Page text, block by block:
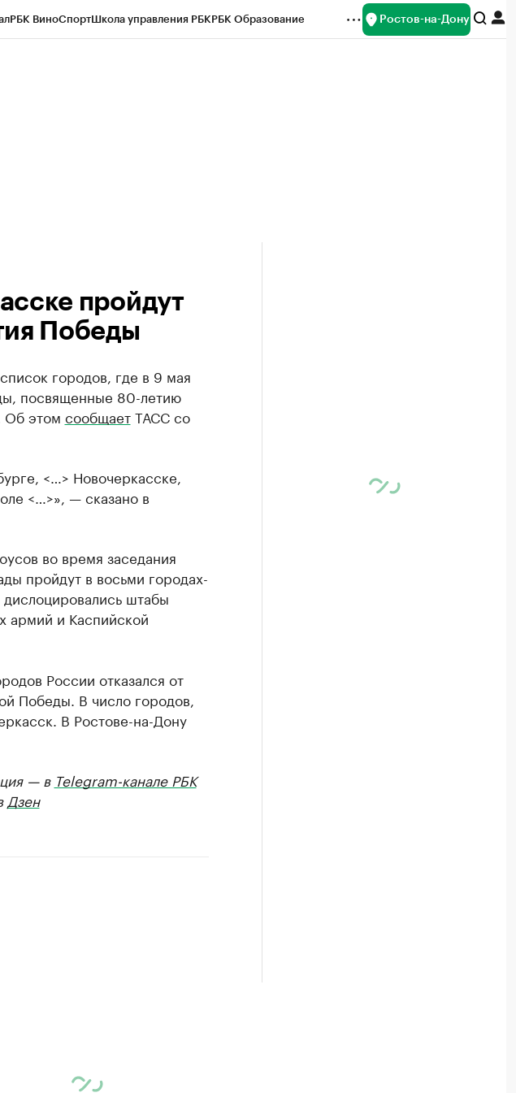
РБК ВиноСпортШкола управления РБКРБК Образование Ростов-на-Дону
пройдут
Победы
городов, где в 9 мая
посвященные 80-летию
Об этом сообщаетТАСС со
<…> Новочеркасске,
<…>», — сказано в
во время заседания
пройдут в восьми городах-
штабы
армий и Каспийской
России отказался от
Победы. В число городов,
В Ростове-на-Дону
— в Telegram-канале РБК
Дзен